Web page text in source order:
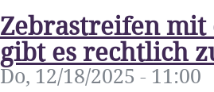
Zebrastreifen mit
gibt es rechtlich
Do, 12/18/2025 - 11:00